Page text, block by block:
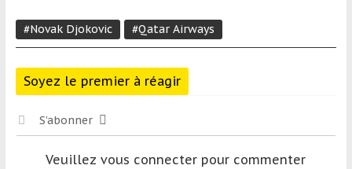
#Novak Djokovic #Qatar Airways
Soyez le premier à réagir
S’abonner
Veuillez vous connecter pour commenter